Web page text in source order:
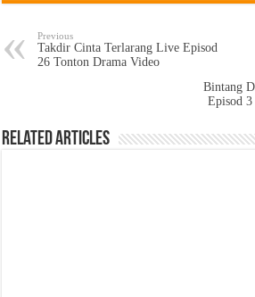
Previous
Takdir Cinta Terlarang Live Episod
26 Tonton Drama Video
Bintang
Episod
Related Articles